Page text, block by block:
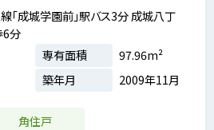
「成城学園前」駅バス3分 成城八丁
6分
専有面積
97.96m²
築年月 2009年11月
角住戸